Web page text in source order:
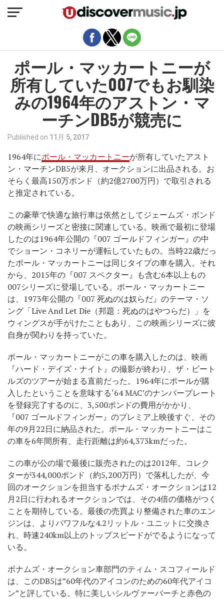
ポール・マッカートニーが
所有していた007でもお馴染
みの1964年のアストン・マ
ーチンDB5が競売に
Published on 11月 5, 2017
1964年にポール・マッカートニーが所有していたアスト
ン・マーチンDB5が来月、オークションに出品される。お
そらく最高150万ポンド（約2億2700万円）で取引される
と推定されている。
この豪華で快適な旅行車は依然としてジェームズ・ボンド
の映画シリーズと密接に関連している。映画で最初に登場
したのは1964年公開の『007 ゴールドフィンガー』の中
でショーン・コネリーが運転していたもの。当時22歳だっ
たポール・マッカートニーは同じタイプの車を購入。それ
から、2015年の『007 スペクター』も含む6本以上もの
007シリーズに登場している。ポール・マッカートニー
は、1973年公開の『007 死ぬのは奴らだ』のテーマ・ソ
ング「Live And Let Die（邦題：死ぬのはやつらだ）」を
ウィングスが手がけたこともあり、この映画シリーズに彼
自身が関わりを持っていた。
ポール・マッカートニーがこの車を購入したのは、映画
『ハード・デイズ・ナイト』の撮影が終わり、ザ・ビート
ルズのツアーが始まる直前だった。1964年にポールが購
入したということを意味する‘64 MAC’のナンバープレート
を登録完了するのに、3,500ポンドの費用がかかり、
『007 ゴールドフィンガー』のプレミア上映後すぐ、その
年の9月22日に納品された。ポール・マッカートニーはこ
の車を6年間所有、走行距離は約64,373kmだった。
この車が公の場で最後に販売されたのは2012年。コレク
ターが344,000ポンド（約5,200万円）で落札したが、今
回のオークションを担当するボナムズ・オークションは12
月2日に行われるオークションでは、その4倍の価格がつく
ことを期待している。最後の売買より整備された車のエン
ジンは、よりパワフルな4.2リットル・ユニットに交換さ
れ、時速240km以上のトップスピードがでるようになって
いる。
ボナムズ・オークション車部門のティム・スコフィールド
は、このDB5は”60年代のアイコンのための60年代アイコ
ン”と評している。特に美しいシルヴァーバーチと赤色の
モバイルバージョンを終了